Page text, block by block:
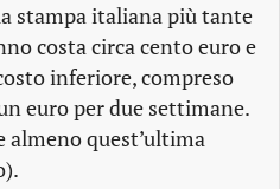
stampa italiana più tante
costa circa cento euro e
inferiore, compreso
euro per due settimane.
almeno quest’ultima